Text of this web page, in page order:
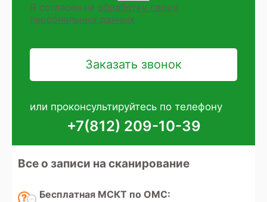
Я согласен на обработку своих
персональных данных
или проконсультируйтесь по телефону
+7(812) 209-10-39
Все о записи на сканирование
Бесплатная МСКТ по ОМС: